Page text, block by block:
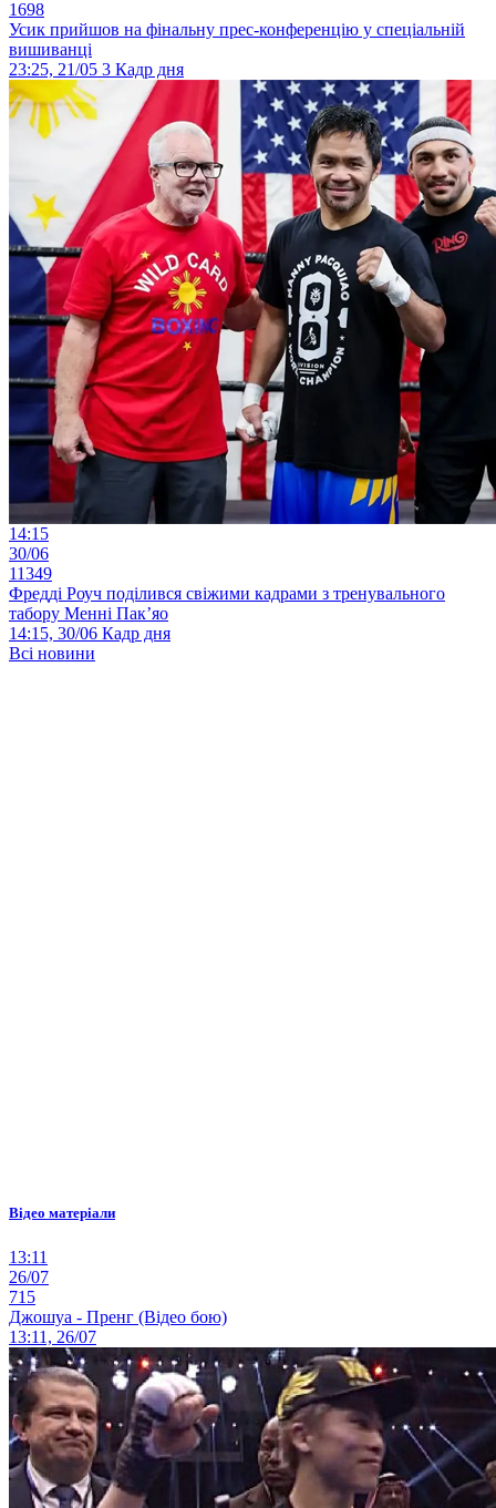
1698
Усик прийшов на фінальну прес-конференцію у спеціальній
вишиванці
23:25, 21/05 3 Кадр дня
14:15
30/06
11349
Фредді Роуч поділився свіжими кадрами з тренувального
табору Менні Пак’яо
14:15, 30/06 Кадр дня
Всі новини
Відео матеріали
13:11
26/07
715
Джошуа - Пренг (Відео бою)
13:11, 26/07